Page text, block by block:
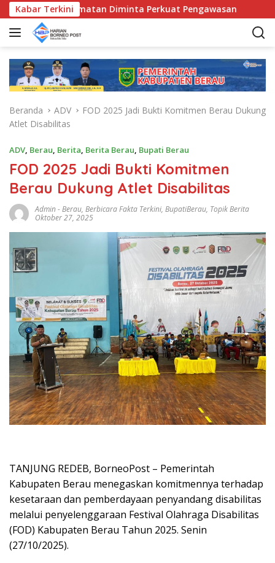
a
Kabar Terkini
Kecamatan Diminta Perkuat Pengawasan
Beranda ADV
FOD 2025 Jadi Bukti Komitmen Berau Dukung
Atlet Disabilitas
ADV, Berau, Berita, Berita Berau, Bupati Berau
FOD 2025 Jadi Bukti Komitmen
Berau Dukung Atlet Disabilitas
Admin-Berau, Berbicara Fakta Terkini, BupatiBerau, Topik Berita
Oktober 27, 2025
TANJUNG REDEB, BorneoPost – Pemerintah
Kabupaten Berau menegaskan komitmennya terhadap
kesetaraan dan pemberdayaan penyandang disabilitas
melalui penyelenggaraan Festival Olahraga Disabilitas
(FOD) Kabupaten Berau Tahun 2025. Senin
(27/10/2025).